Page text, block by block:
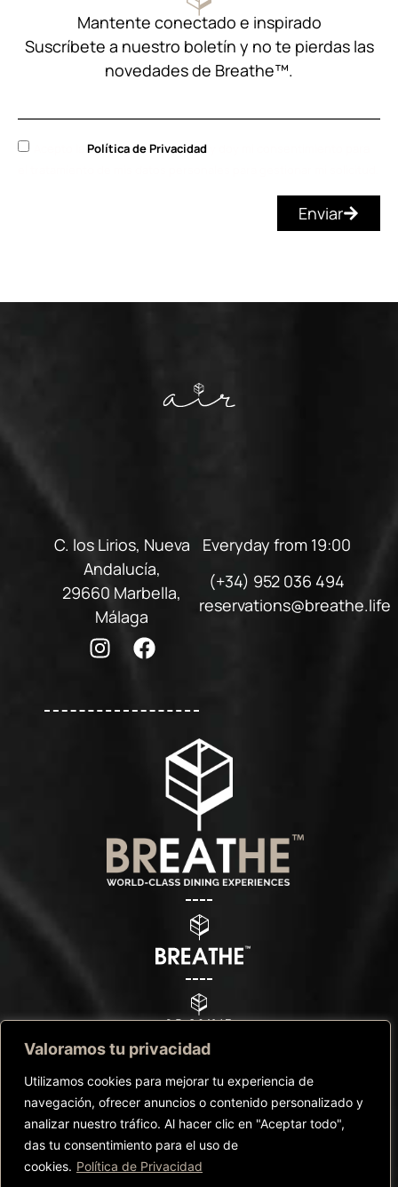
Valoramos tu privacidad
Utilizamos cookies para mejorar tu experiencia de
navegación, ofrecer anuncios o contenido personalizado y
analizar nuestro tráfico. Al hacer clic en "Aceptar todo",
das tu consentimiento para el uso de
cookies. Política de Privacidad
Mantente conectado e inspirado
Suscríbete a nuestro boletín y no te pierdas las
novedades de Breathe™.
Política de Privacidad
Enviar
C. los Lirios, Nueva
Andalucía,
29660 Marbella,
Málaga
Everyday from 19:00
(+34) 952 036 494
reservations@breathe.life
©Copyright Breathe™ – 2025 |Política de Privacidad